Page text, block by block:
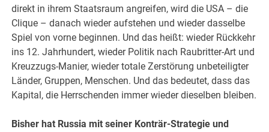
direkt in ihrem Staatsraum angreifen, wird die USA – die
Clique – danach wieder aufstehen und wieder dasselbe
Spiel von vorne beginnen. Und das heißt: wieder Rückkehr
ins 12. Jahrhundert, wieder Politik nach Raubritter-Art und
Kreuzzugs-Manier, wieder totale Zerstörung unbeteiligter
Länder, Gruppen, Menschen. Und das bedeutet, dass das
Kapital, die Herrschenden immer wieder dieselben bleiben.
Bisher hat Russia mit seiner Konträr-Strategie und